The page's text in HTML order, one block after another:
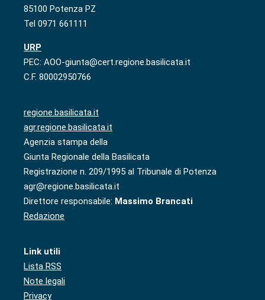
85100 Potenza PZ
Tel 0971 661111
URP
PEC: AOO-giunta@cert.regione.basilicata.it
C.F. 80002950766
regione.basilicata.it
agr.regione.basilicata.it
Agenzia stampa della
Giunta Regionale della Basilicata
Registrazione n. 209/1995 al Tribunale di Potenza
agr@regione.basilicata.it
Direttore responsabile: Massimo Brancati
Redazione
Link utili
Lista RSS
Note legali
Privacy